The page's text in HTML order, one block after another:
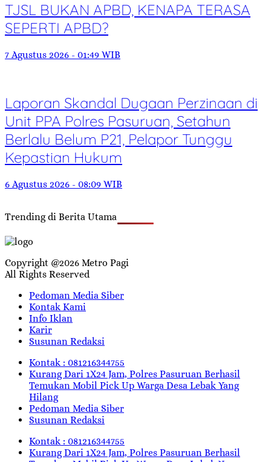
TJSL BUKAN APBD, KENAPA TERASA
SEPERTI APBD?
7 Agustus 2026 - 01:49 WIB
Laporan Skandal Dugaan Perzinaan di
Unit PPA Polres Pasuruan, Setahun
Berlalu Belum P21, Pelapor Tunggu
Kepastian Hukum
6 Agustus 2026 - 08:09 WIB
Trending di Berita Utama
Copyright @2026 Metro Pagi
All Rights Reserved
Pedoman Media Siber
Kontak Kami
Info Iklan
Karir
Susunan Redaksi
Kontak : 081216344755
Kurang Dari 1X24 Jam, Polres Pasuruan Berhasil
Temukan Mobil Pick Up Warga Desa Lebak Yang
Hilang
Pedoman Media Siber
Susunan Redaksi
Kontak : 081216344755
Kurang Dari 1X24 Jam, Polres Pasuruan Berhasil